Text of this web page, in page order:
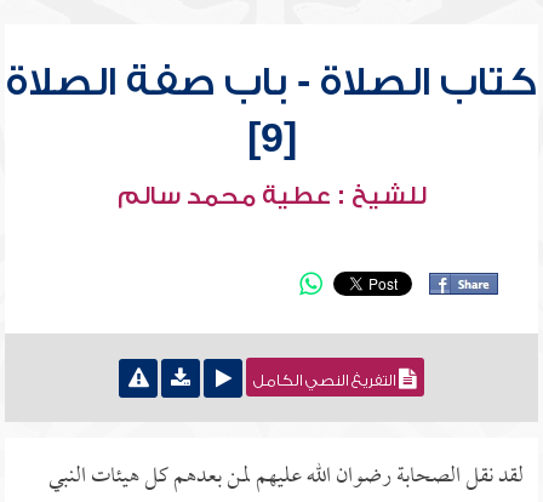
كتاب الصلاة - باب صفة الصلاة
[9]
للشيخ : عطية محمد سالم
التفريغ النصي الكامل
لقد نقل الصحابة رضوان الله عليهم لمن بعدهم كل هيئات النبي